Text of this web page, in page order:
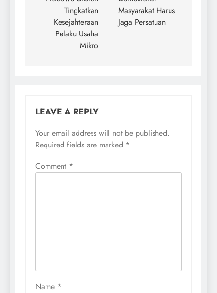
Tingkatkan
Kesejahteraan
Pelaku Usaha
Mikro
Masyarakat Harus
Jaga Persatuan
LEAVE A REPLY
Your email address will not be published.
Required fields are marked *
Comment *
Name *